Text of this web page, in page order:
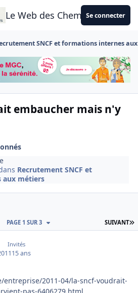
Le Web des CheminotsSe connecter
SNCF et formations internes
embaucher mais n'y
Recrutement SNCF et
aux métiers
SUIVANT
PAGE 1 SUR 3
Invités
15 ans
2011-04/la-sncf-voudrait-